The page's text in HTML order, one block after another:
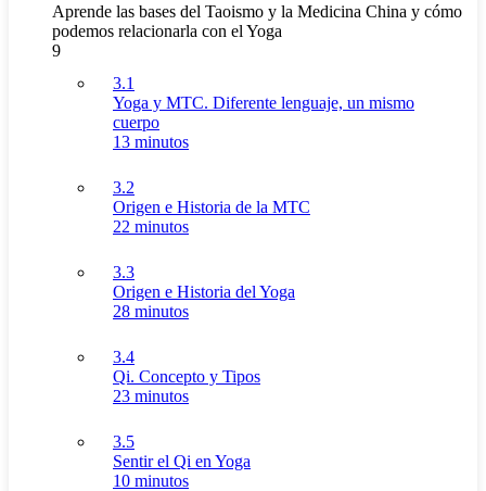
Aprende las bases del Taoismo y la Medicina China y cómo
podemos relacionarla con el Yoga
9
3.1
Yoga y MTC. Diferente lenguaje, un mismo
cuerpo
13 minutos
3.2
Origen e Historia de la MTC
22 minutos
3.3
Origen e Historia del Yoga
28 minutos
3.4
Qi. Concepto y Tipos
23 minutos
3.5
Sentir el Qi en Yoga
10 minutos